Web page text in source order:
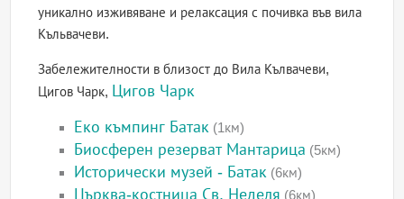
уникално изживяване и релаксация с почивка във вила
Къльвачеви.
Забележителности в близост до Вила Кълвачеви,
Цигов Чарк, Цигов Чарк
Еко къмпинг Батак (1км)
Биосферен резерват Мантарица (5км)
Исторически музей - Батак (6км)
Църква-костница Св. Неделя (6км)